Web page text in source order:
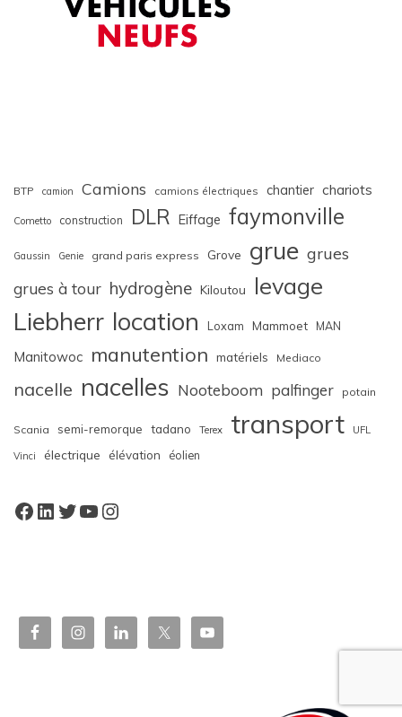
BTP camion Camions camions électriques chantier chariots
Cometto construction DLR Eiffage faymonville
Gaussin Genie grand paris express Grove grue grues
grues à tour hydrogène Kiloutou levage
Liebherr location Loxam Mammoet MAN
Manitowoc manutention matériels Mediaco
nacelle nacelles Nooteboom palfinger potain
Scania semi-remorque tadano Terex transport UFL
Vinci électrique élévation éolien
Facebook
LinkedIn
Twitter
YouTube
Instagram